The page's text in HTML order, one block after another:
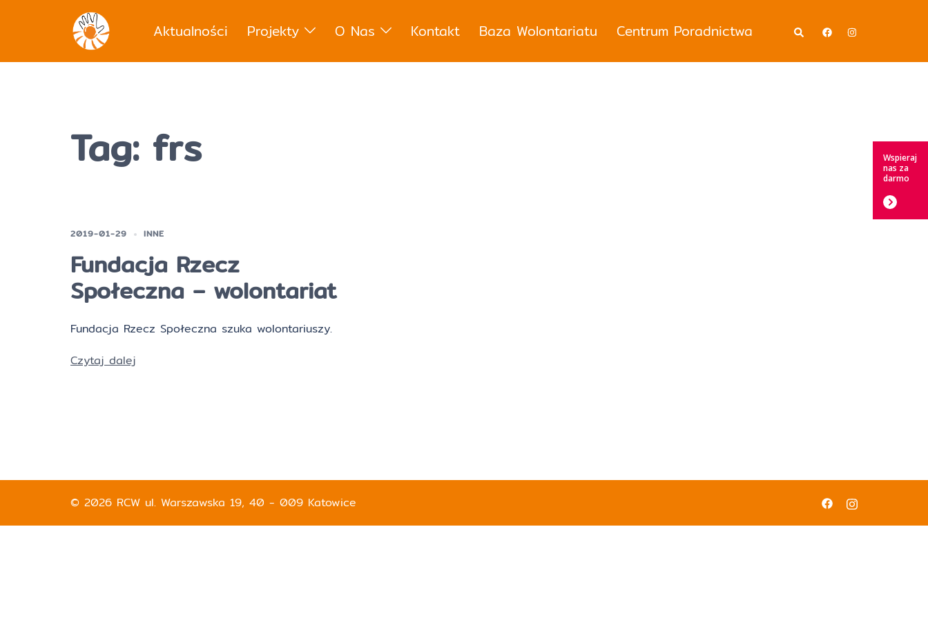
Aktualności Projekty O Nas Kontakt Baza Wolontariatu Centrum Poradnictwa Wyszukiwanie
Tag: frs
2019-01-29 INNE
Fundacja Rzecz
Społeczna – wolontariat
Fundacja Rzecz Społeczna szuka wolontariuszy.
Czytaj dalej
© 2026 RCW ul. Warszawska 19, 40 - 009 Katowice
Wspieraj
nas za
darmo